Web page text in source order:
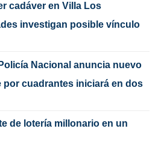
cadáver en Villa Los
investigan posible vínculo
Nacional anuncia nuevo
por cuadrantes iniciará en dos
de lotería millonario en un